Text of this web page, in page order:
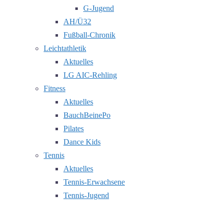
G-Jugend
AH/Ü32
Fußball-Chronik
Leichtathletik
Aktuelles
LG AIC-Rehling
Fitness
Aktuelles
BauchBeinePo
Pilates
Dance Kids
Tennis
Aktuelles
Tennis-Erwachsene
Tennis-Jugend